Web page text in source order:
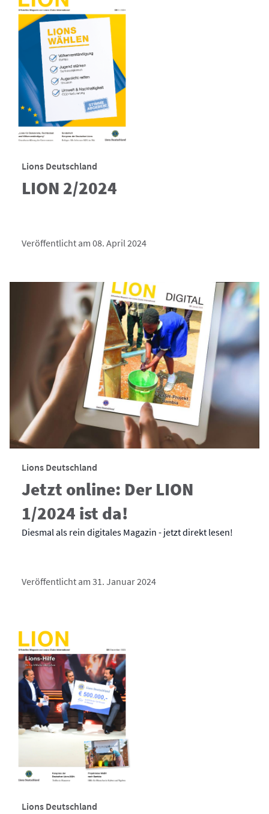
Lions Deutschland
LION 2/2024
Veröffentlicht am 08. April 2024
Lions Deutschland
Jetzt online: Der LION
1/2024 ist da!
Diesmal als rein digitales Magazin - jetzt direkt lesen!
Veröffentlicht am 31. Januar 2024
Lions Deutschland